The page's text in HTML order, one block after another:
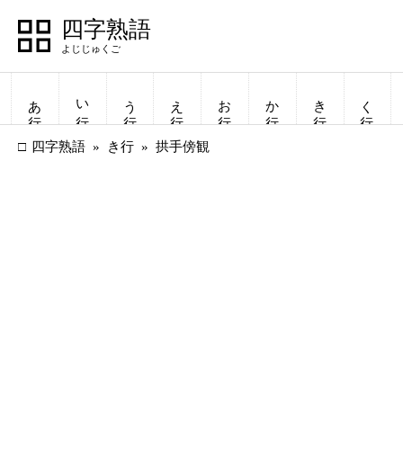
四字熟語
あ行 い行 う行 え行 お行 か行 き行 く行
四字熟語 き行 拱手傍観